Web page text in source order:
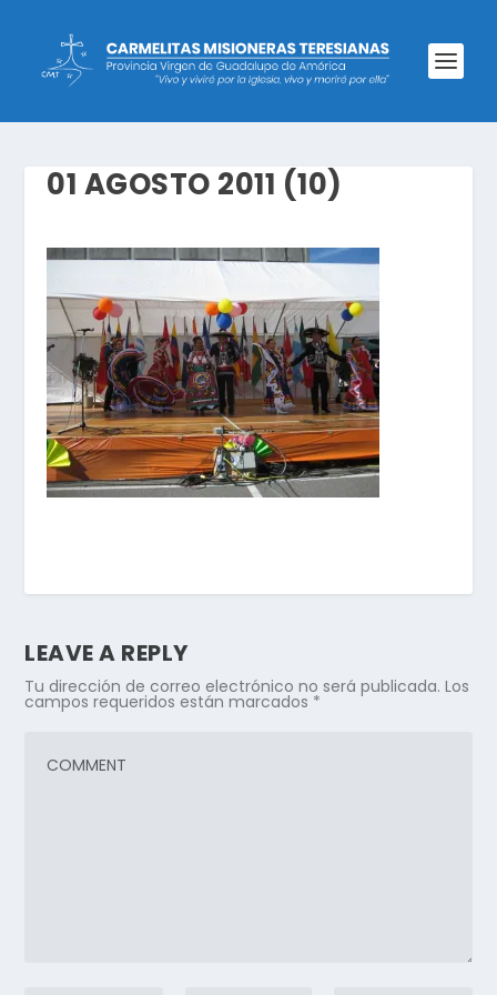
01 AGOSTO 2011 (10)
LEAVE A REPLY
Tu dirección de correo electrónico no será publicada. Los
campos requeridos están marcados *